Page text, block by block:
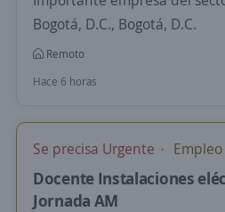
Bogotá, D.C., Bogotá, D.C.
Remoto
Hace 6 horas
Se precisa Urgente
Docente Instalaciones
Jornada AM